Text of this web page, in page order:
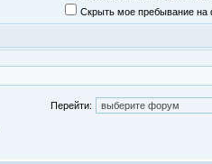
Скрыть мое пребывание на
Перейти: